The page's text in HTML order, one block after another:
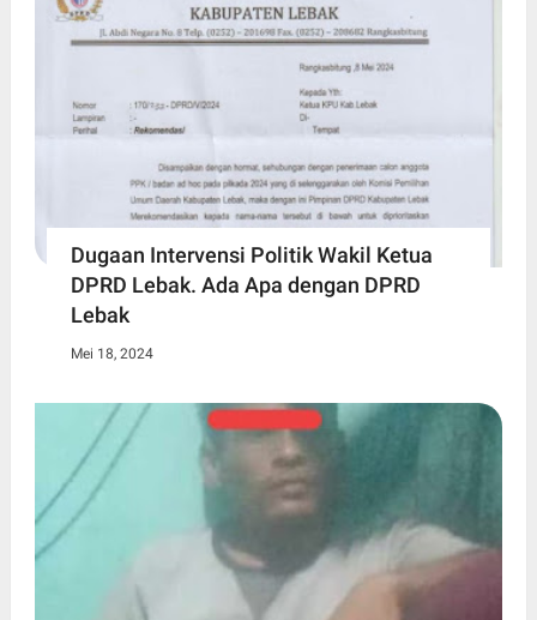
Dugaan Intervensi Politik Wakil Ketua
DPRD Lebak. Ada Apa dengan DPRD
Lebak
Mei 18, 2024